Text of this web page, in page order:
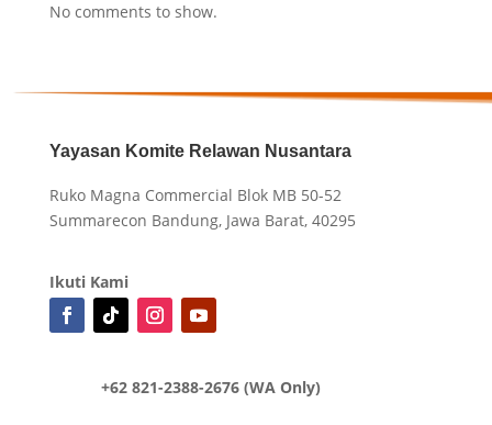
No comments to show.
Yayasan Komite Relawan Nusantara
Ruko Magna Commercial Blok MB 50-52
Summarecon Bandung, Jawa Barat, 40295
Ikuti Kami
+62 821-2388-2676 (WA Only)